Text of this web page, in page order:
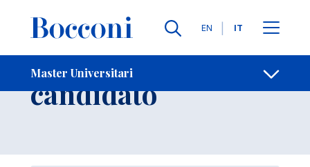
Lingue
EN IT
Master Universitari
Briciole di pane
Profilo del
candidato Apri